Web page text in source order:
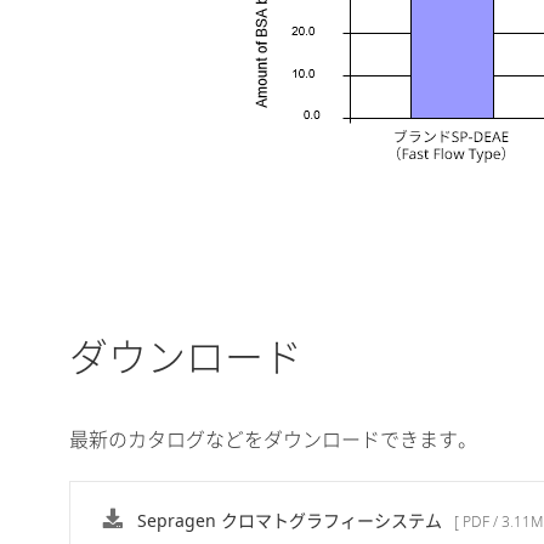
ダウンロード
最新のカタログなどをダウンロードできます。
Sepragen クロマトグラフィーシステム [ PDF /